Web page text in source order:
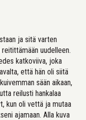
ja sitä varten
uudelleen.
katkoviiva, joka
että hän oli siitä
sään aikaan,
reilusti hankalaa
kun oli vettä ja mutaa
ajamaan. Alla kuva